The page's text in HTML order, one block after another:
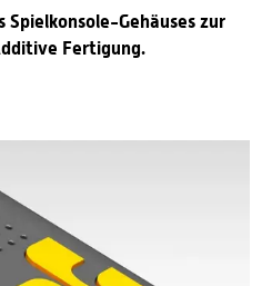
Gehäuses zur
Fertigung.